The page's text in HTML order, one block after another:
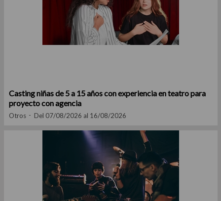
Casting niñas de 5 a 15 años con experiencia en teatro para
proyecto con agencia
Otros Del 07/08/2026 al 16/08/2026